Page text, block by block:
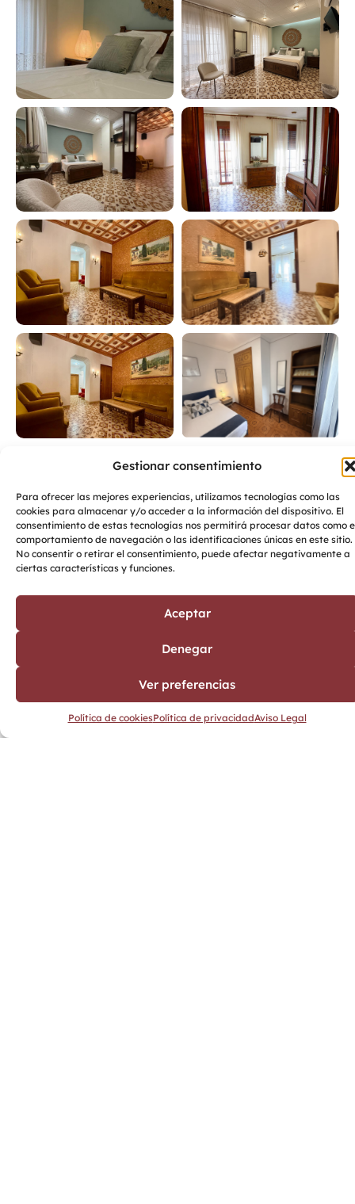
Gestionar consentimiento
Para ofrecer las mejores experiencias, utilizamos tecnologías como las
cookies para almacenar y/o acceder a la información del dispositivo. El
consentimiento de estas tecnologías nos permitirá procesar datos como
comportamiento de navegación o las identificaciones únicas en este sitio.
No consentir o retirar el consentimiento, puede afectar negativamente a
ciertas características y funciones.
Aceptar
Denegar
Ver preferencias
Política de cookiesPolítica de privacidadAviso Legal